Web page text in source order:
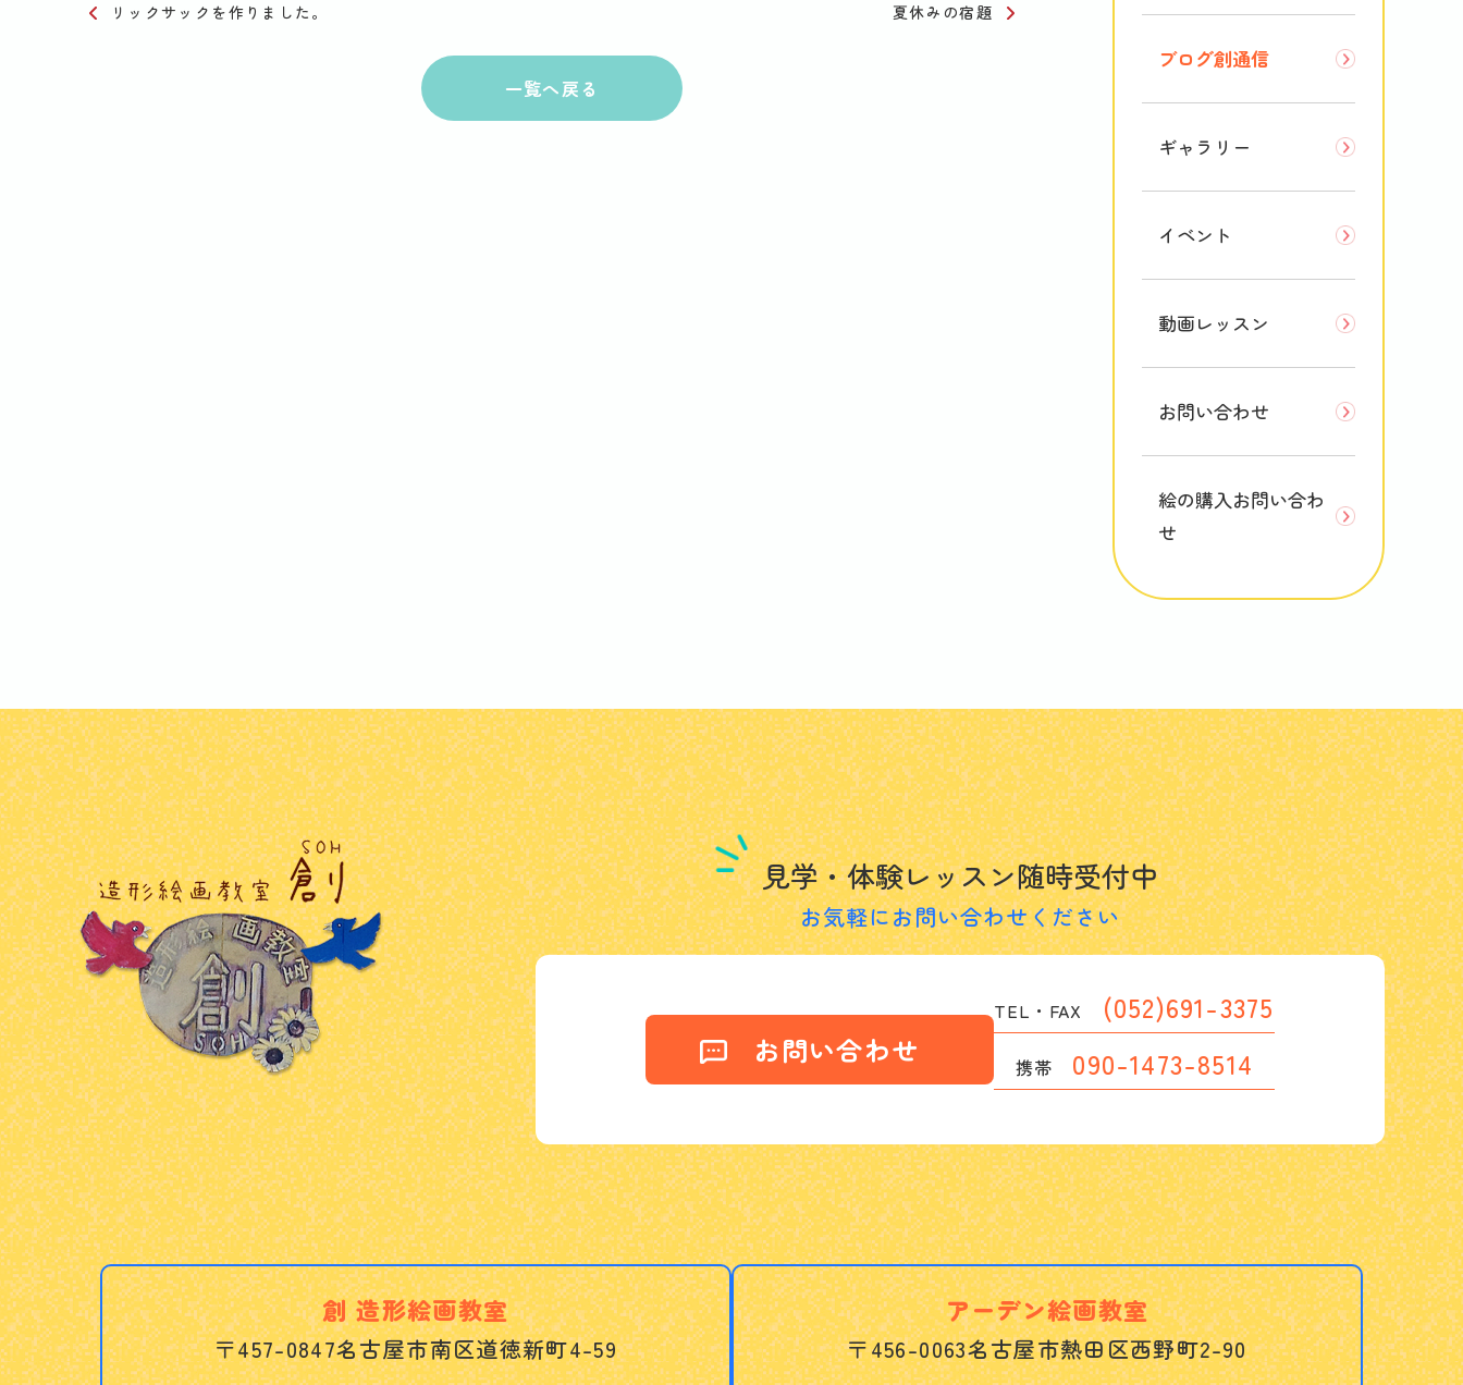
リックサックを作りました。 夏休みの宿題
一覧へ戻る
ブログ創通信
ギャラリー
イベント
動画レッスン
お問い合わせ
絵の購入お問い合わ
せ
見学・体験レッスン随時受付中
お気軽にお問い合わせください
お問い合わせ
TEL・FAX (052)691-3375
携帯 090-1473-8514
創 造形絵画教室
〒457-0847名古屋市南区道徳新町4-59
アーデン絵画教室
〒456-0063名古屋市熱田区西野町2-90